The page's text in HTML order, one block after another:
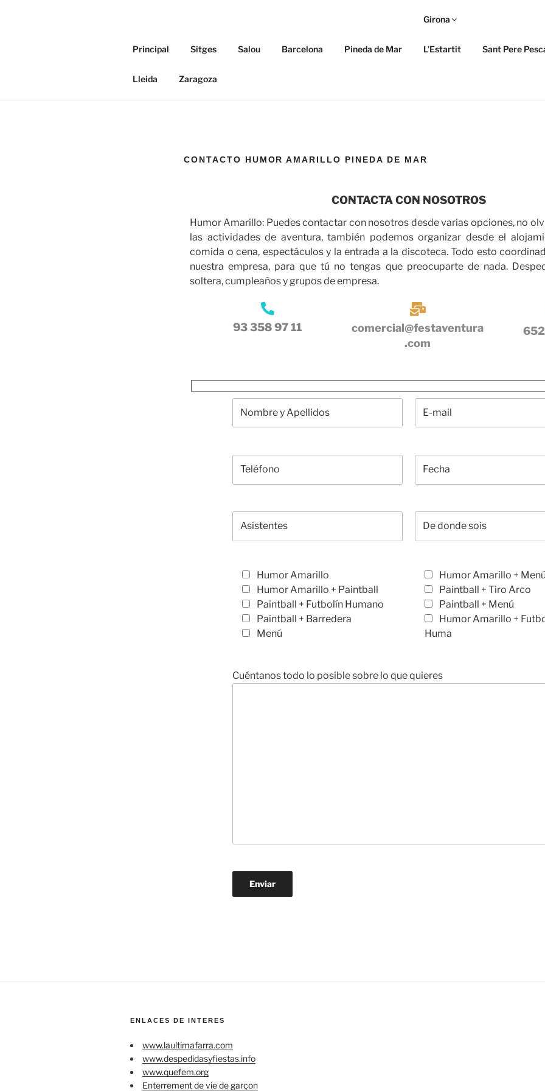
HUMOR AMARILLO
Principal Sitges Salou Barcelona Pineda de Mar
Girona
L’Estartit Sant Pere
Lleida Zaragoza
CONTACTO HUMOR AMARILLO PINEDA DE MAR
CONTACTA CON NOSOTROS
Humor Amarillo: Puedes contactar con nosotros desde varias opciones, no
las actividades de aventura, también podemos organizar desde el
comida o cena, espectáculos y la entrada a la discoteca. Todo esto
nuestra empresa, para que tú no tengas que preocuparte de nada.
soltera, cumpleaños y grupos de empresa.
93 358 97 11
comercial@festaventura
.com
Humor Amarillo
Humor Amarillo + Paintball
Paintball + Futbolín Humano
Paintball + Barredera
Menú
Humor Amarillo + Menú
Paintball + Tiro Arco
Paintball + Menú
Humor Amarillo +
Huma
Cuéntanos todo lo posible sobre lo que quieres
ENLACES DE INTERES
www.laultimafarra.com
www.despedidasyfiestas.info
www.quefem.org
Enterrement de vie de garçon